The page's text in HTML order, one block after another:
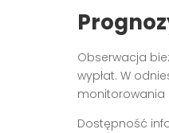
Obserwacja
wypłat. W
monitorowania
Dostępność